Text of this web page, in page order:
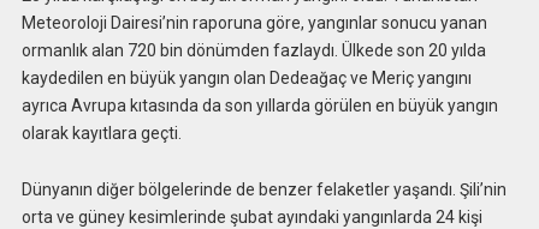
Meteoroloji Dairesi’nin raporuna göre, yangınlar sonucu yanan
ormanlık alan 720 bin dönümden fazlaydı. Ülkede son 20 yılda
kaydedilen en büyük yangın olan Dedeağaç ve Meriç yangını
ayrıca Avrupa kıtasında da son yıllarda görülen en büyük yangın
olarak kayıtlara geçti.
Dünyanın diğer bölgelerinde de benzer felaketler yaşandı. Şili’nin
orta ve güney kesimlerinde şubat ayındaki yangınlarda 24 kişi